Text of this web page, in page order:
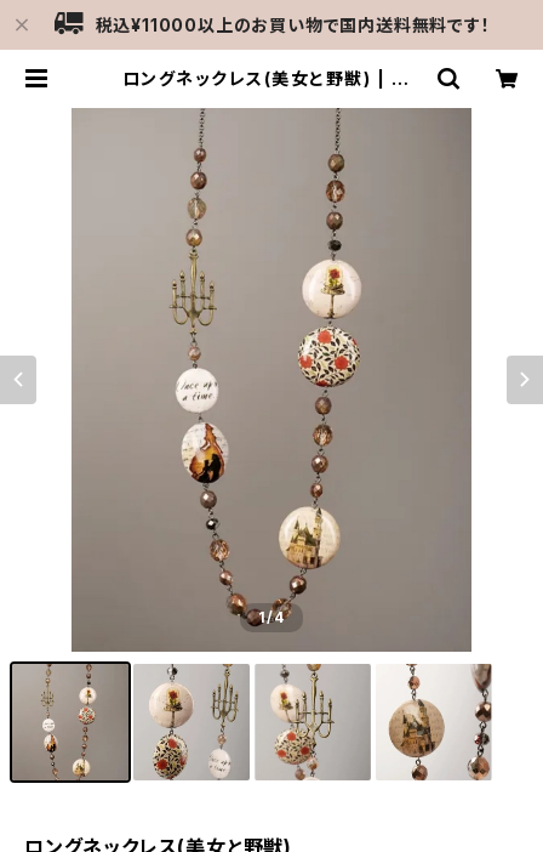
税込¥11000以上のお買い物で国内送料無料です！
ロングネックレス(美女と野獣) | ME
1/4
ロングネックレス(美女と野獣)